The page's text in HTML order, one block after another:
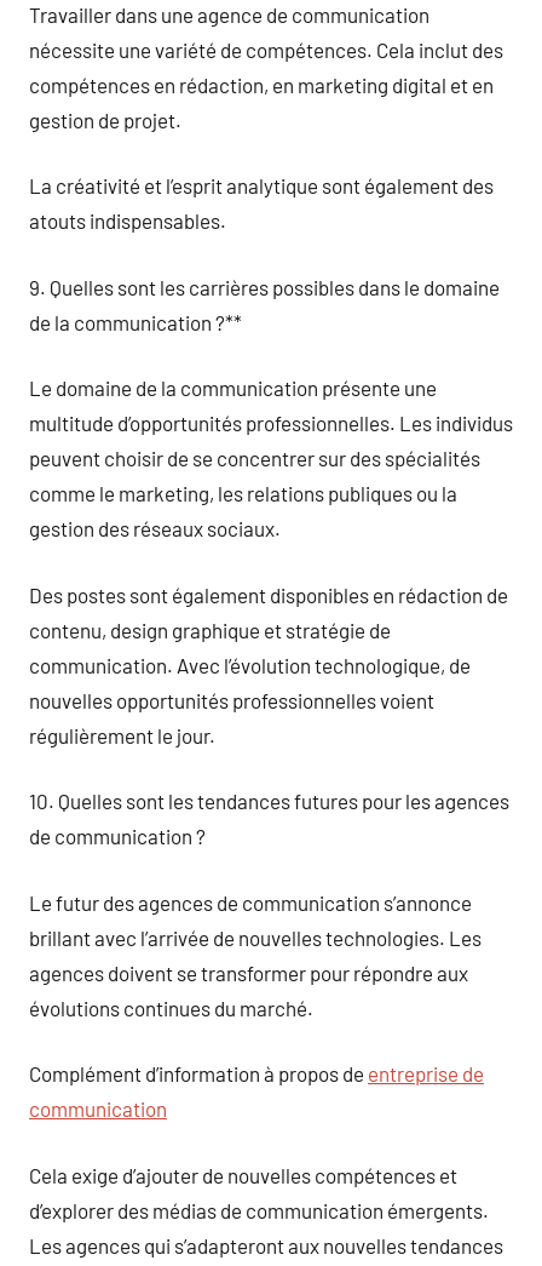
Travailler dans une agence de communication
nécessite une variété de compétences. Cela inclut des
compétences en rédaction, en marketing digital et en
gestion de projet.
La créativité et l’esprit analytique sont également des
atouts indispensables.
9. Quelles sont les carrières possibles dans le domaine
de la communication ?**
Le domaine de la communication présente une
multitude d’opportunités professionnelles. Les individus
peuvent choisir de se concentrer sur des spécialités
comme le marketing, les relations publiques ou la
gestion des réseaux sociaux.
Des postes sont également disponibles en rédaction de
contenu, design graphique et stratégie de
communication. Avec l’évolution technologique, de
nouvelles opportunités professionnelles voient
régulièrement le jour.
10. Quelles sont les tendances futures pour les agences
de communication ?
Le futur des agences de communication s’annonce
brillant avec l’arrivée de nouvelles technologies. Les
agences doivent se transformer pour répondre aux
évolutions continues du marché.
Complément d’information à propos de entreprise de
communication
Cela exige d’ajouter de nouvelles compétences et
d’explorer des médias de communication émergents.
Les agences qui s’adapteront aux nouvelles tendances